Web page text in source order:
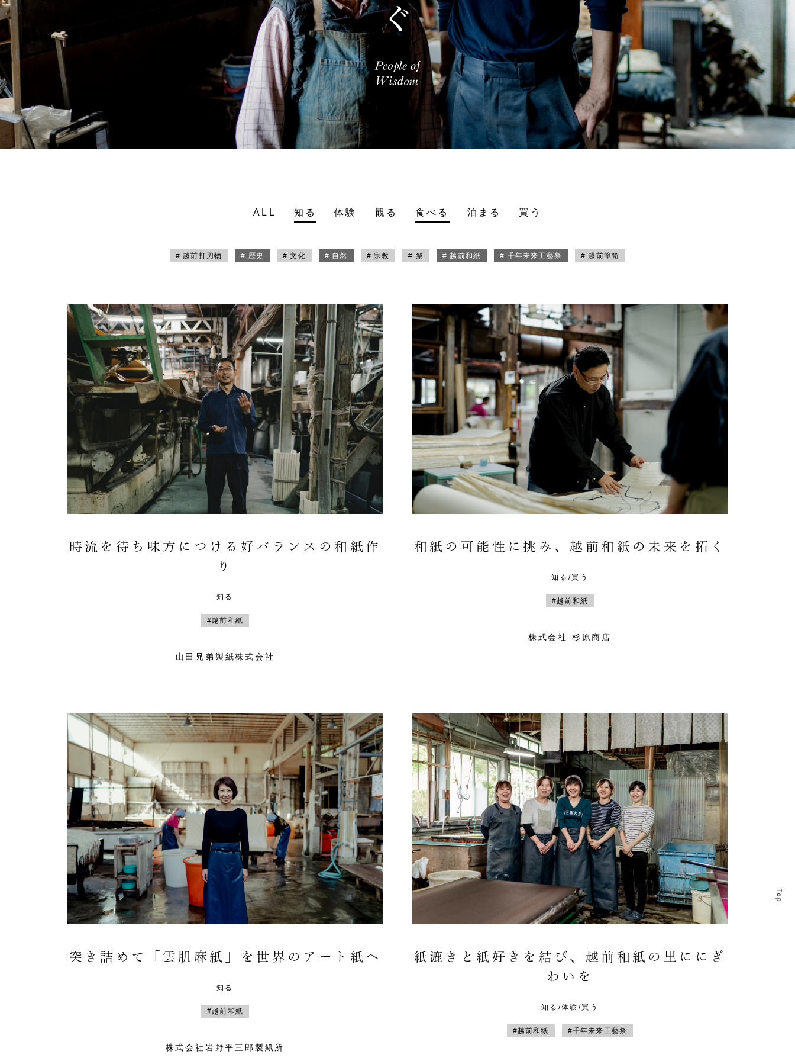
ALL 知る 体験 観る 食べる 泊まる 買う
# 越前打刃物 # 歴史 # 文化 # 自然 # 宗教 # 祭 # 越前和紙 # 千年未来工藝祭 # 越前箪笥
時流を待ち味方につける好バランスの和紙作
り
知る
#越前和紙
山田兄弟製紙株式会社
和紙の可能性に挑み、越前和紙の未来を拓く
知る/買う
#越前和紙
株式会社 杉原商店
突き詰めて「雲肌麻紙」を世界のアート紙へ
知る
#越前和紙
株式会社岩野平三郎製紙所
紙漉きと紙好きを結び、越前和紙の里ににぎ
わいを
知る/体験/買う
#越前和紙 #千年未来工藝祭